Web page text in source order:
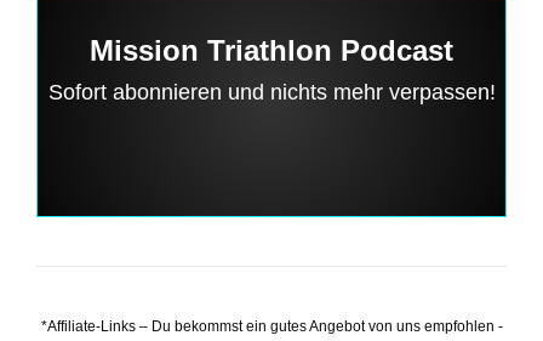
Mission Triathlon Podcast
Sofort abonnieren und nichts mehr verpassen!
*Affiliate-Links – Du bekommst ein gutes Angebot von uns empfohlen -